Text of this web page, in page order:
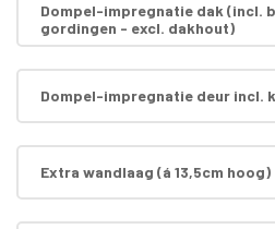
Dompel-impregnatie dak (incl.
gordingen - excl. dakhout)
Dompel-impregnatie deur incl.
Extra wandlaag (á 13,5cm hoog)